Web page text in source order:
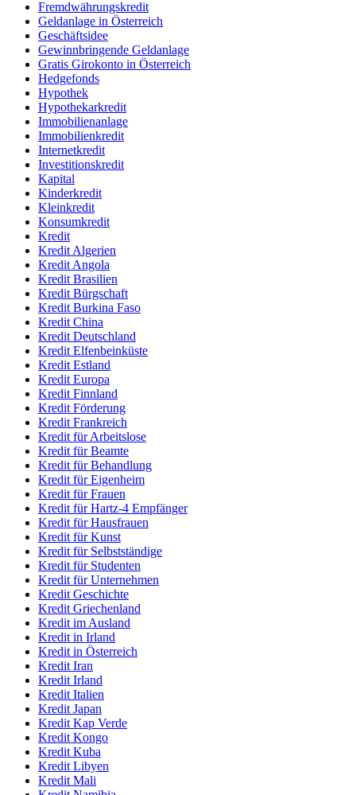
Fremdwährungskredit
Geldanlage in Österreich
Geschäftsidee
Gewinnbringende Geldanlage
Gratis Girokonto in Österreich
Hedgefonds
Hypothek
Hypothekarkredit
Immobilienanlage
Immobilienkredit
Internetkredit
Investitionskredit
Kapital
Kinderkredit
Kleinkredit
Konsumkredit
Kredit
Kredit Algerien
Kredit Angola
Kredit Brasilien
Kredit Bürgschaft
Kredit Burkina Faso
Kredit China
Kredit Deutschland
Kredit Elfenbeinküste
Kredit Estland
Kredit Europa
Kredit Finnland
Kredit Förderung
Kredit Frankreich
Kredit für Arbeitslose
Kredit für Beamte
Kredit für Behandlung
Kredit für Eigenheim
Kredit für Frauen
Kredit für Hartz-4 Empfänger
Kredit für Hausfrauen
Kredit für Kunst
Kredit für Selbstständige
Kredit für Studenten
Kredit für Unternehmen
Kredit Geschichte
Kredit Griechenland
Kredit im Ausland
Kredit in Irland
Kredit in Österreich
Kredit Iran
Kredit Irland
Kredit Italien
Kredit Japan
Kredit Kap Verde
Kredit Kongo
Kredit Kuba
Kredit Libyen
Kredit Mali